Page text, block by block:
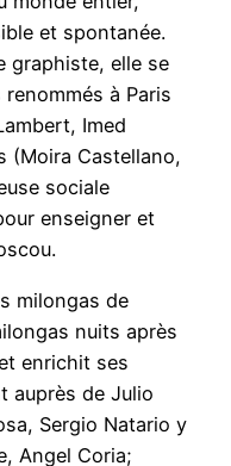
et spontanée.
graphiste, elle se
à Paris
Imed
(Moira Castellano,
sociale
enseigner et
milongas de
nuits après
enrichit ses
auprès de Julio
Sergio Natario y
Angel Coria;